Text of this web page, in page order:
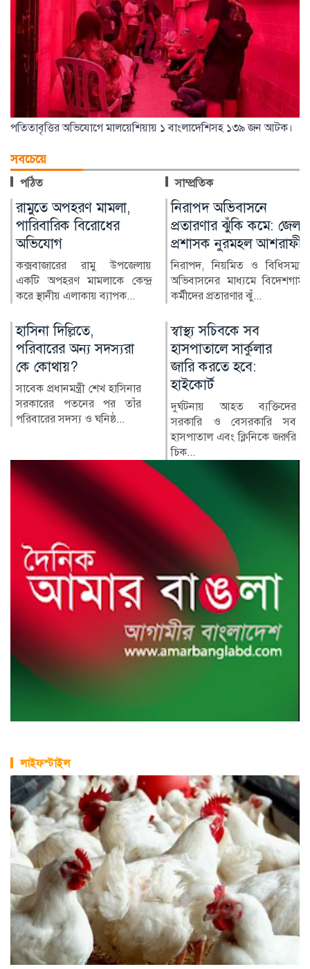
পতিতাবৃত্তির অভিযোগে মালয়েশিয়ায় ১ বাংলাদেশিসহ ১৩৯ জন আটক।
সবচেয়ে
পঠিত সাম্প্রতিক
নিরাপদ অভিবাসনে
প্রতারণার ঝুঁকি কমে: জেলা
প্রশাসক নুরমহল আশরাফী
নিরাপদ, নিয়মিত ও বিধিসম্মত
অভিবাসনের মাধ্যমে বিদেশগামী
কর্মীদের প্রতারণার ঝুঁ...
জুলাই স্মৃতি জাদুঘর
উদ্বোধন করলেন প্রধানমন্ত্রী
জুলাই গণঅভ্যুত্থানের স্মৃতি
সংরক্ষণ ও পরবর্তী প্রজন্মের কাছে
এর ইতিহাস তুলে ধ...
স্বাস্থ্য সচিবকে সব
হাসপাতালে সার্কুলার
জারি করতে হবে:
হাইকোর্ট
দুর্ঘটনায় আহত ব্যক্তিদের
সরকারি ও বেসরকারি সব
র‍্যাবের পরিবর্তে নতুন
বাহিনী, কী আছে খসড়া
আইনে?
র‍্যাপিড অ্যাকশন ব্যাটালিয়ন
(র‍্যাব) বিলুপ্ত করে স্পেশাল
রেসপন্স ব্যা...
লাইফস্টাইল